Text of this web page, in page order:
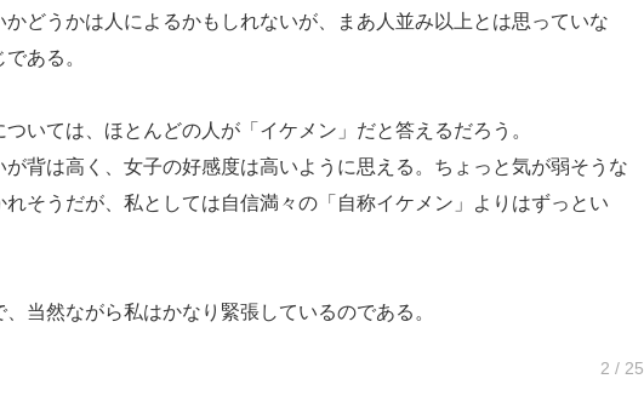
どうかは人によるかもしれないが、まあ人並み以上とは思っていな
ある。
いては、ほとんどの人が「イケメン」だと答えるだろう。
背は高く、女子の好感度は高いように思える。ちょっと気が弱そうな
そうだが、私としては自信満々の「自称イケメン」よりはずっとい
当然ながら私はかなり緊張しているのである。
2 / 25